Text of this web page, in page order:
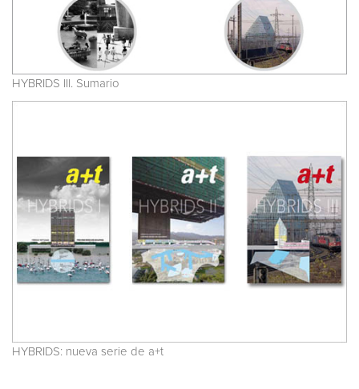
HYBRIDS III. Sumario
HYBRIDS: nueva serie de a+t